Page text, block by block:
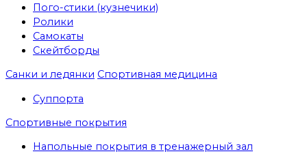
Пого-стики (кузнечики)
Ролики
Самокаты
Скейтборды
Санки и ледянки Спортивная медицина
Суппорта
Спортивные покрытия
Напольные покрытия в тренажерный зал